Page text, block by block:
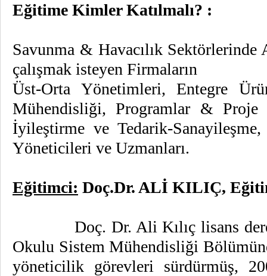
Eğitime Kimler Katılmalı? :
Savunma & Havacılık
çalışmak isteyen Firmaların
Üst-Orta Yönetimleri, Entegre
Mühendisliği, Programlar &
İyileştirme ve Tedarik-
Yöneticileri ve Uzmanları.
Eğitimci: Doç.Dr. ALİ KILIÇ,
Doç. Dr. Ali Kılıç lisans
Okulu Sistem Mühendisliği
yöneticilik görevleri sürdürmüş,